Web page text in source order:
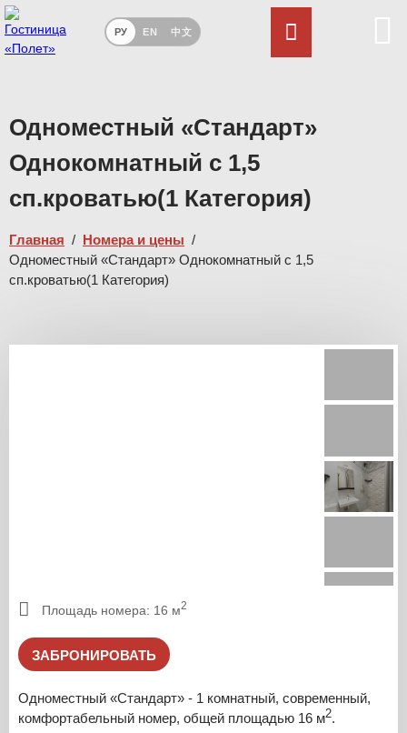
РУ EN 中文
Одноместный «Стандарт»
Однокомнатный с 1,5
сп.кроватью(1 Категория)
Главная / Номера и цены /
Одноместный «Стандарт» Однокомнатный с 1,5
сп.кроватью(1 Категория)
Одноместный «Стандарт» - 1 комнатный, современный,
комфортабельный номер, общей площадью 16 м2.
Площадь номера: 16 м2
ЗАБРОНИРОВАТЬ